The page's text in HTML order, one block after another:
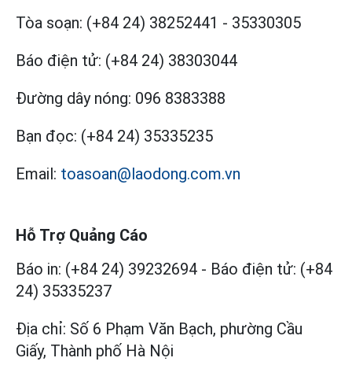
Tòa soạn: (+84 24) 38252441 - 35330305
Báo điện tử: (+84 24) 38303044
Đường dây nóng: 096 8383388
Bạn đọc: (+84 24) 35335235
Email: toasoan@laodong.com.vn
Hỗ Trợ Quảng Cáo
Báo in: (+84 24) 39232694 - Báo điện tử: (+84
24) 35335237
Địa chỉ: Số 6 Phạm Văn Bạch, phường Cầu
Giấy, Thành phố Hà Nội